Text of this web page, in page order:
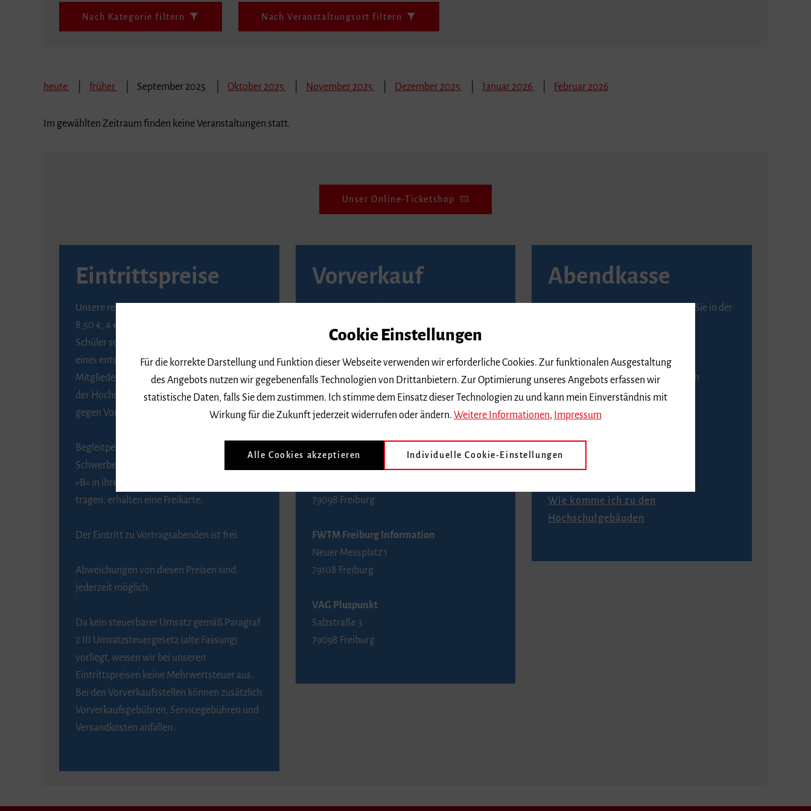
Nach Kategorie filtern Nach Veranstaltungsort filtern
heute früher September 2025 Oktober 2025 November 2025 Dezember 2025 Januar 2026 Februar 2026
Im gewählten Zeitraum finden keine Veranstaltungen statt.
Unser Online-Ticketshop
Eintrittspreise
Unsere regulären Eintrittspreise betragen
8,50 €, 4 € ermäßigt für Schülerinnen und
Schüler sowie Studierende gegen Vorlage
eines entsprechenden Nachweises, 6 € für
Mitglieder der Gesellschaft zur Förderung
der Hochschule für Musik Freiburg e. V.
gegen Vorlage des Mitgliedsausweises.
Begleitpersonen von Menschen mit
Schwerbehinderung, die das Merkzeichen
»B« in ihrem Schwerbehindertenausweis
tragen, erhalten eine Freikarte.
Der Eintritt zu Vortragsabenden ist frei.
Abweichungen von diesen Preisen sind
jederzeit möglich.
Da kein steuerbarer Umsatz gemäß Paragraf
2 III Umsatzsteuergesetz (alte Fassung)
vorliegt, weisen wir bei unseren
Eintrittspreisen keine Mehrwertsteuer aus.
Bei den Vorverkaufsstellen können zusätzlich
Vorverkaufsgebühren, Servicegebühren und
Versandkosten anfallen.
Vorverkauf
Seite von Reservix.
BZ-Kartenservice Freiburg
Kaiser-Joseph-Straße 229
79098 Freiburg
Telefon 0761 4968888 (Reservierungen sind
79098 Freiburg
FWTM Freiburg Information
Neuer Messplatz 1
79108 Freiburg
VAG Pluspunkt
Salzstraße 3
79098 Freiburg
Abendkasse
Karten an der Abendkasse erhalten Sie in der
An der Abendkasse ist ausschließlich
Barzahlung möglich.
Anfahrt
Wie komme ich zu den
Hochschulgebäuden
Cookie Einstellungen
Für die korrekte Darstellung und Funktion dieser Webseite verwenden wir erforderliche Cookies. Zur funktionalen Ausgestaltung
des Angebots nutzen wir gegebenenfalls Technologien von Drittanbietern. Zur Optimierung unseres Angebots erfassen wir
statistische Daten, falls Sie dem zustimmen. Ich stimme dem Einsatz dieser Technologien zu und kann mein Einverständnis mit
Wirkung für die Zukunft jederzeit widerrufen oder ändern. Weitere Informationen, Impressum
Alle Cookies akzeptieren Individuelle Cookie-Einstellungen